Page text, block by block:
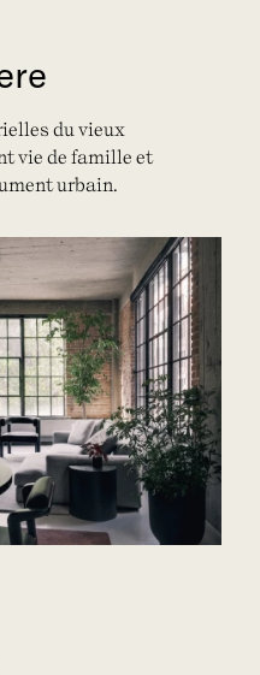
du vieux
vie de famille et
urbain.